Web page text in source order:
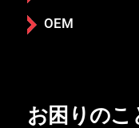
OEM
お困りのこ